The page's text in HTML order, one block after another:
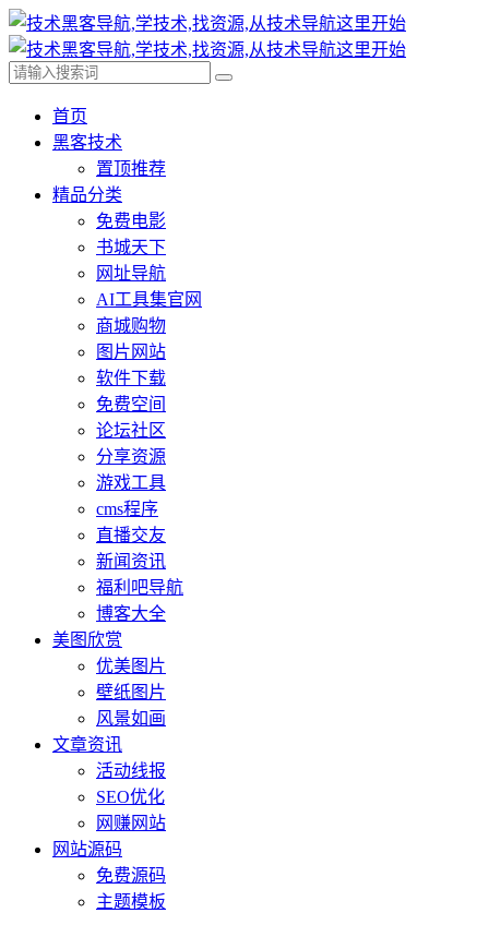
首页
黑客技术
置顶推荐
精品分类
免费电影
书城天下
网址导航
AI工具集官网
商城购物
图片网站
软件下载
免费空间
论坛社区
分享资源
游戏工具
cms程序
直播交友
新闻资讯
福利吧导航
博客大全
美图欣赏
优美图片
壁纸图片
风景如画
文章资讯
活动线报
SEO优化
网赚网站
网站源码
免费源码
主题模板